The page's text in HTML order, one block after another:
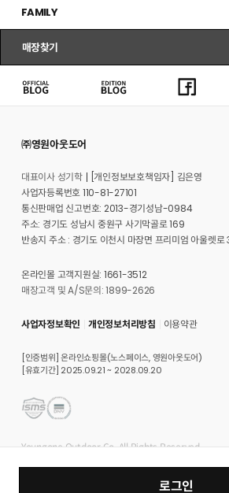
로그인
FAMILY
매장찾기
㈜영원아웃도어
대표이사 성기학
[개인정보보호책임자] 김은영
사업자등록번호 110-81-27101
통신판매업 신고번호: 2013-경기성남-0984
주소: 경기도 성남시 중원구 사기막골로 169
반송지 주소 : 경기도 이천시 마장면 프리미엄 아울렛
온라인몰 고객지원실: 1661-3512
매장고객 및 A/S문의: 1899-2626
사업자정보확인 개인정보처리방침 이용약관
[인증범위] 온라인쇼핑몰(노스페이스, 영원아웃도어)
[유효기간] 2025.09.21 ~ 2028.09.20
Youngone Outdoor Co. All Rights Reserved.